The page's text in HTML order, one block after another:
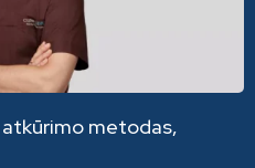
atkūrimo metodas,